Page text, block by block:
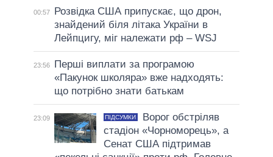
00:57
Розвідка США припускає, що дрон,
знайдений біля літака України в
Лейпцигу, міг належати рф – WSJ
23:56
Перші виплати за програмою
«Пакунок школяра» вже надходять:
що потрібно знати батькам
23:09 ПІДСУМКИ
Ворог обстріляв
стадіон «Чорноморець», а
Сенат США підтримав